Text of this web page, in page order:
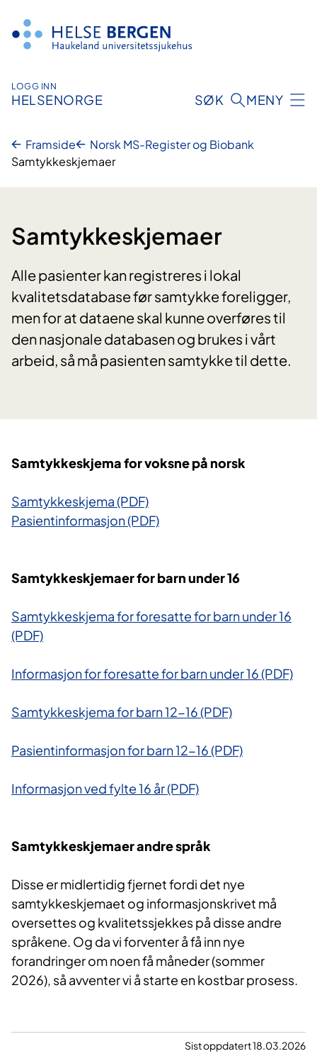
innhald
LOGG INN
HELSENORGE SØK MENY
Framside
Norsk MS-Register og Biobank
Samtykkeskjemaer
Samtykkeskjemaer
Alle pasienter kan registreres i lokal
kvalitetsdatabase før samtykke foreligger,
men for at dataene skal kunne overføres til
den nasjonale databasen og brukes i vårt
arbeid, så må pasienten samtykke til dette.
Samtykkeskjema for voksne på norsk
Samtykkeskjema (PDF)
Pasientinformasjon (PDF)
Samtykkeskjemaer for barn under 16
Samtykkeskjema for foresatte for barn under 16
(PDF)
Informasjon for foresatte for barn under 16 (PDF)
Samtykkeskjema for barn 12-16 (PDF)
Pasientinformasjon for barn 12-16 (PDF)
Informasjon ved fylte 16 år (PDF)
Samtykkeskjemaer andre språk
Disse er midlertidig fjernet fordi det nye
samtykkeskjemaet og informasjonskrivet må
oversettes og kvalitetssjekkes på disse andre
språkene. Og da vi forventer å få inn nye
forandringer om noen få måneder (sommer
2026), så avventer vi å starte en kostbar prosess.
Sist oppdatert 18.03.2026